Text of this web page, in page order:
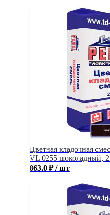
Цветная кладочная
VL 0255 шоколадный,
863.0 ₽ / шт